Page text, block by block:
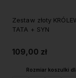
Zestaw złoty
TATA + SYN
109,00 zł
Rozmiar koszulki